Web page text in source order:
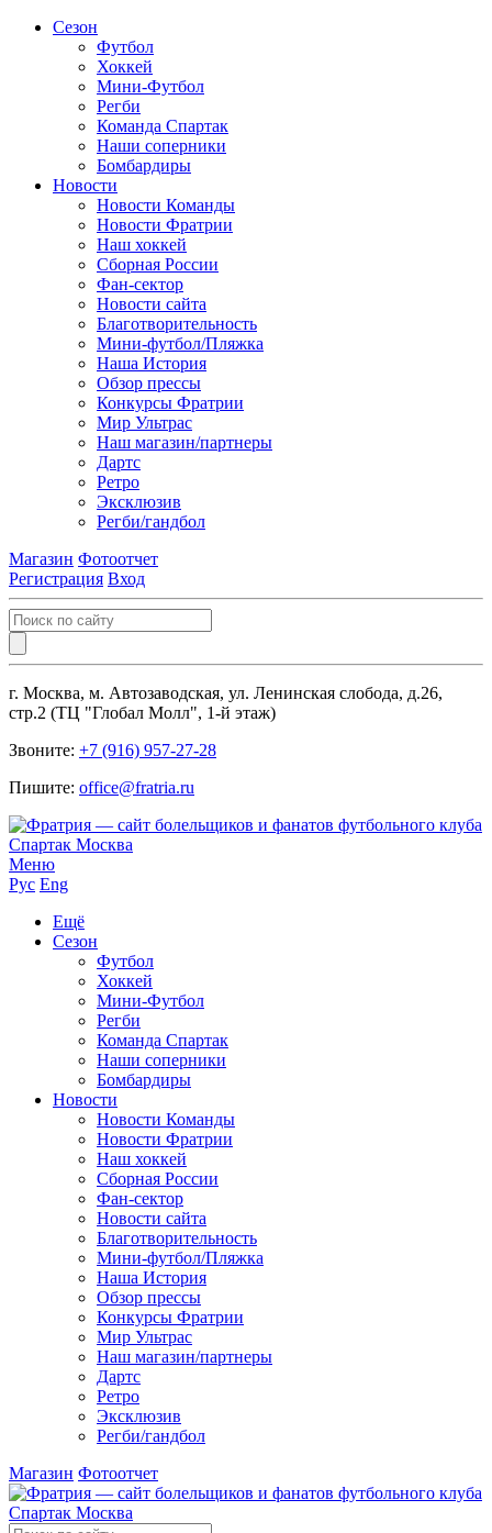
Сезон
Футбол
Хоккей
Мини-Футбол
Регби
Команда Спартак
Наши соперники
Бомбардиры
Новости
Новости Команды
Новости Фратрии
Наш хоккей
Сборная России
Фан-cектор
Новости сайта
Благотворительность
Мини-футбол/Пляжка
Наша История
Обзор прессы
Конкурсы Фратрии
Мир Ультрас
Наш магазин/партнеры
Дартс
Ретро
Эксклюзив
Регби/гандбол
Магазин Фотоотчет
Регистрация Вход
г. Москва, м. Автозаводская, ул. Ленинская слобода, д.26,
стр.2 (ТЦ "Глобал Молл", 1-й этаж)
Звоните: +7 (916) 957-27-28
Пишите: office@fratria.ru
Меню
Рус Eng
Ещё
Сезон
Футбол
Хоккей
Мини-Футбол
Регби
Команда Спартак
Наши соперники
Бомбардиры
Новости
Новости Команды
Новости Фратрии
Наш хоккей
Сборная России
Фан-cектор
Новости сайта
Благотворительность
Мини-футбол/Пляжка
Наша История
Обзор прессы
Конкурсы Фратрии
Мир Ультрас
Наш магазин/партнеры
Дартс
Ретро
Эксклюзив
Регби/гандбол
Магазин Фотоотчет